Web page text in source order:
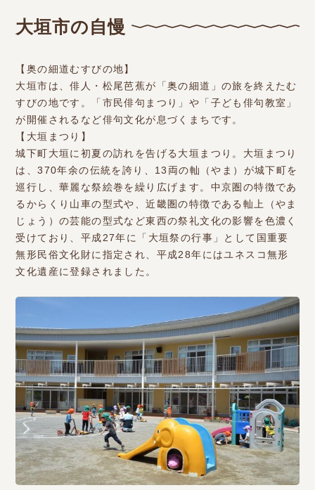
大垣市の自慢
【奥の細道むすびの地】
大垣市は、俳人・松尾芭蕉が「奥の細道」の旅を終えたむ
すびの地です。「市民俳句まつり」や「子ども俳句教室」
が開催されるなど俳句文化が息づくまちです。
【大垣まつり】
城下町大垣に初夏の訪れを告げる大垣まつり。大垣まつり
は、370年余の伝統を誇り、13両の軕（やま）が城下町を
巡行し、華麗な祭絵巻を繰り広げます。中京圏の特徴であ
るからくり山車の型式や、近畿圏の特徴である軕上（やま
じょう）の芸能の型式など東西の祭礼文化の影響を色濃く
受けており、平成27年に「大垣祭の行事」として国重要
無形民俗文化財に指定され、平成28年にはユネスコ無形
文化遺産に登録されました。